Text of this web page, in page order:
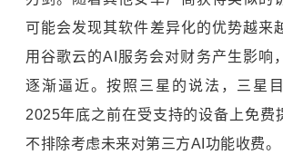
可能会发现其软件差异化的优势越来
用谷歌云的AI服务会对财务产生影响
逐渐逼近。按照三星的说法，三星
2025年底之前在受支持的设备上免费
不排除考虑未来对第三方AI功能收费。